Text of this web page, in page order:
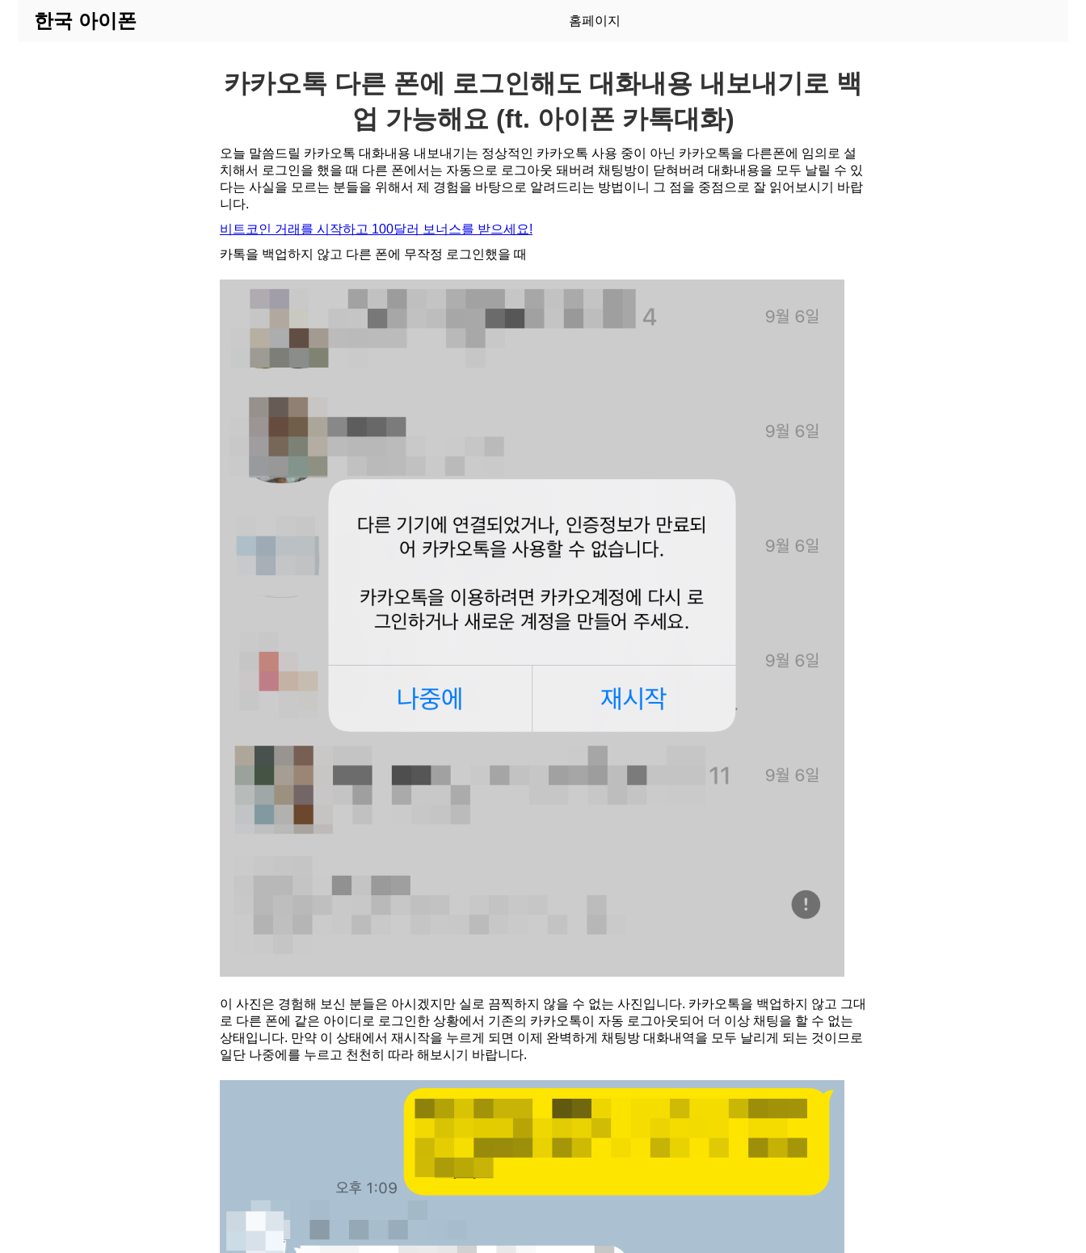
한국 아이폰 홈페이지
카카오톡 다른 폰에 로그인해도 대화내용 내보내기로 백
업 가능해요 (ft. 아이폰 카톡대화)
오늘 말씀드릴 카카오톡 대화내용 내보내기는 정상적인 카카오톡 사용 중이 아닌 카카오톡을 다른폰에 임의로 설
치해서 로그인을 했을 때 다른 폰에서는 자동으로 로그아웃 돼버려 채팅방이 닫혀버려 대화내용을 모두 날릴 수 있
다는 사실을 모르는 분들을 위해서 제 경험을 바탕으로 알려드리는 방법이니 그 점을 중점으로 잘 읽어보시기 바랍
니다.
비트코인 거래를 시작하고 100달러 보너스를 받으세요!
카톡을 백업하지 않고 다른 폰에 무작정 로그인했을 때
이 사진은 경험해 보신 분들은 아시겠지만 실로 끔찍하지 않을 수 없는 사진입니다. 카카오톡을 백업하지 않고 그대
로 다른 폰에 같은 아이디로 로그인한 상황에서 기존의 카카오톡이 자동 로그아웃되어 더 이상 채팅을 할 수 없는
상태입니다. 만약 이 상태에서 재시작을 누르게 되면 이제 완벽하게 채팅방 대화내역을 모두 날리게 되는 것이므로
일단 나중에를 누르고 천천히 따라 해보시기 바랍니다.